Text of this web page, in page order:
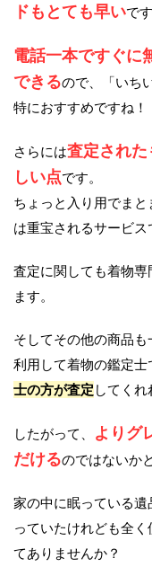
ドもとても早いです
電話一本ですぐに
できるので、「いち
特におすすめですね！
さらには査定され
しい点です。
ちょっと入り用でま
は重宝されるサービス
査定に関しても着物
ます。
そしてその他の商品
利用して着物の鑑定士
士の方が査定 してくれ
したがって、
よりグ
だけるのではないか
家の中に眠っている
っていたけれども全
てありませんか？